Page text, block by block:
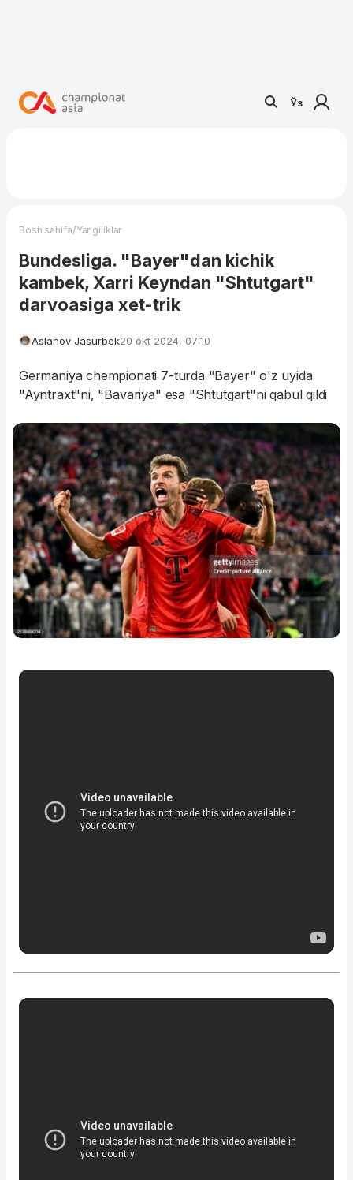
Ўз
Bosh sahifa/Yangiliklar
Bundesliga. "Bayer"dan kichik
kambek, Xarri Keyndan "Shtutgart"
darvoasiga xet-trik
Aslanov Jasurbek20 okt 2024, 07:10
Germaniya chempionati 7-turda "Bayer" o'z uyida
"Ayntraxt"ni, "Bavariya" esa "Shtutgart"ni qabul qildi